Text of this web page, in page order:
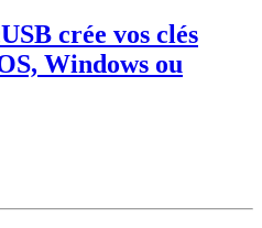
crée vos clés
Windows ou